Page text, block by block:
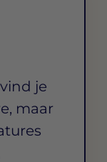
je
maar